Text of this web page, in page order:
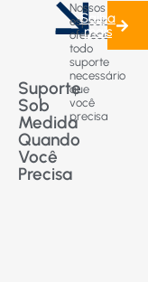
Suporte
Sob
Medida
Quando
Você
Precisa
Nossos
especialistas
oferecem
todo
suporte
necessário
que
você
precisa
Saiba
mais